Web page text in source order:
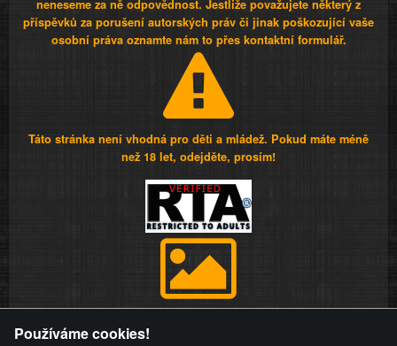
neneseme za ně odpovědnost. Jestliže považujete některý z
příspěvků za porušení autorských práv či jinak poškozující vaše
osobní práva oznamte nám to přes kontaktní formulář.
Táto stránka není vhodná pro děti a mládež. Pokud máte méně
než 18 let, odejděte, prosím!
videa a komentáře. Osoba, které se toto opatření provozovatele
Používáme cookies!